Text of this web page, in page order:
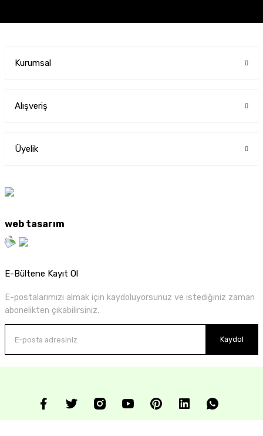
Kurumsal
Alışveriş
Üyelik
web tasarım
E-Bültene Kayıt Ol
E-postalarımızı almak için kaydoluyorsunuz ve istediğiniz zaman
abonelikten çıkabilirsiniz.
Kaydol